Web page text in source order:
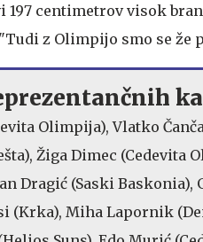
197 centimetrov visok
z Olimpijo smo se že
Olimpija), Vlatko
Žiga Dimec (Cedevita
Dragić (Saski Baskonia),
(Krka), Miha Lapornik